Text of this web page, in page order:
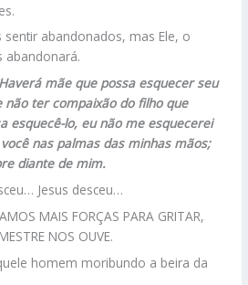
abandonados, mas Ele, o
abandonará.
Haverá mãe que possa esquecer seu
não ter compaixão do filho que
esquecê-lo, eu não me esquecerei
nas palmas das minhas mãos;
diante de mim.
Jesus desceu…
MAIS FORÇAS PARA GRITAR,
NOS OUVE.
homem moribundo a beira da